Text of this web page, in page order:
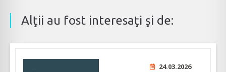
Alţii au fost interesaţi şi de:
24.03.2026